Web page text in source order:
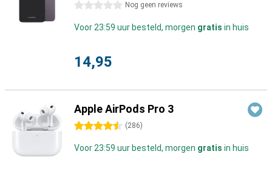
0 sterren Nog geen reviews
Voor 23:59 uur besteld, morgen gratis in huis
14,95
Apple AirPods Pro 3
4.5 sterren (286)
Voor 23:59 uur besteld, morgen gratis in huis